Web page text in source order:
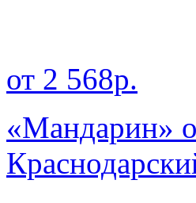
от 2 568р.
«Мандарин»